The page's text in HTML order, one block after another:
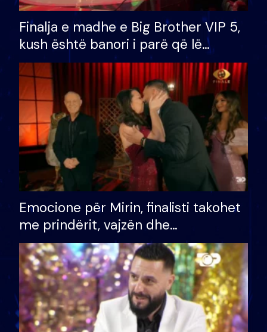
Finalja e madhe e Big Brother VIP 5,
kush është banori i parë që lë
shtëpinë dhe humb mundësinë për
të fituar çmimin e madh
Emocione për Mirin, finalisti takohet
me prindërit, vajzën dhe
bashkëshorten: S’kemi ndonjë letër
divorci apo jo?